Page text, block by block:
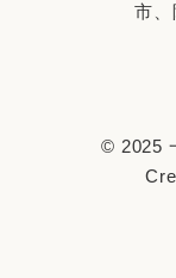
市、
© 2025